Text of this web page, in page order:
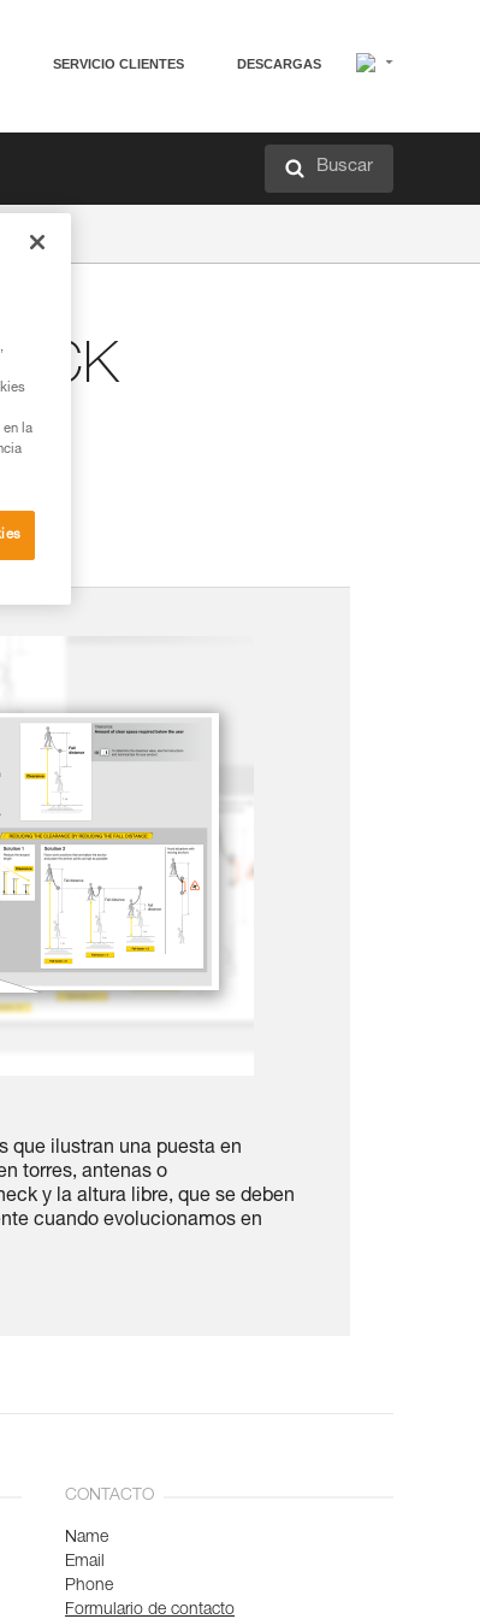
SERVICIO CLIENTES DESCARGAS
Buscar
que ilustran una puesta en
torres, antenas o
y la altura libre, que se deben
cuando evolucionamos en
CONTACTO
Name
Email
Phone
Formulario de contacto
la